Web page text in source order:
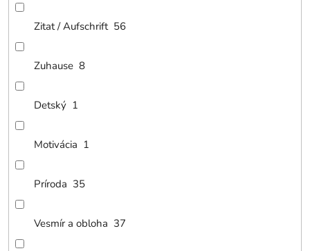
Zitat / Aufschrift 56
Zuhause 8
Detský 1
Motivácia 1
Príroda 35
Vesmír a obloha 37